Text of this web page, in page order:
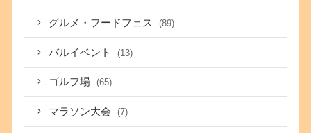
グルメ・フードフェス (89)
バルイベント (13)
ゴルフ場 (65)
マラソン大会 (7)